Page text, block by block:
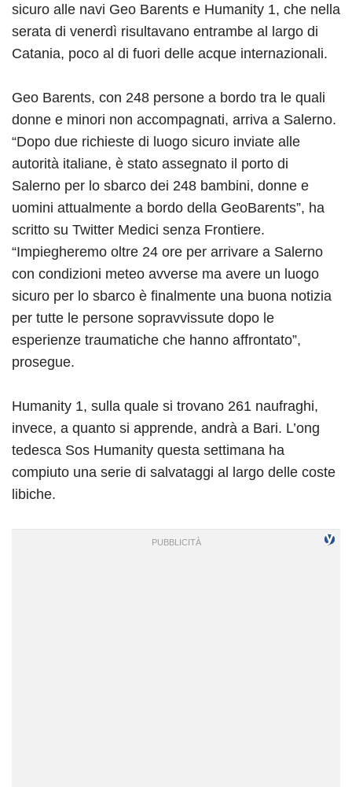
sicuro alle navi Geo Barents e Humanity 1, che nella
serata di venerdì risultavano entrambe al largo di
Catania, poco al di fuori delle acque internazionali.
Geo Barents, con 248 persone a bordo tra le quali
donne e minori non accompagnati, arriva a Salerno.
“Dopo due richieste di luogo sicuro inviate alle
autorità italiane, è stato assegnato il porto di
Salerno per lo sbarco dei 248 bambini, donne e
uomini attualmente a bordo della GeoBarents”, ha
scritto su Twitter Medici senza Frontiere.
“Impiegheremo oltre 24 ore per arrivare a Salerno
con condizioni meteo avverse ma avere un luogo
sicuro per lo sbarco è finalmente una buona notizia
per tutte le persone sopravvissute dopo le
esperienze traumatiche che hanno affrontato”,
prosegue.
Humanity 1, sulla quale si trovano 261 naufraghi,
invece, a quanto si apprende, andrà a Bari. L’ong
tedesca Sos Humanity questa settimana ha
compiuto una serie di salvataggi al largo delle coste
libiche.